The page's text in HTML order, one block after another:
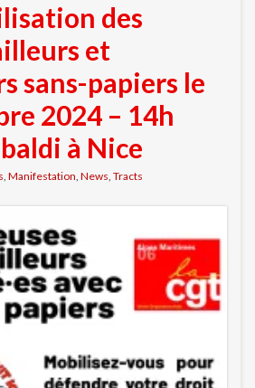
des
et
sans-papiers le
2024 – 14h
à Nice
, Manifestation, News, Tracts